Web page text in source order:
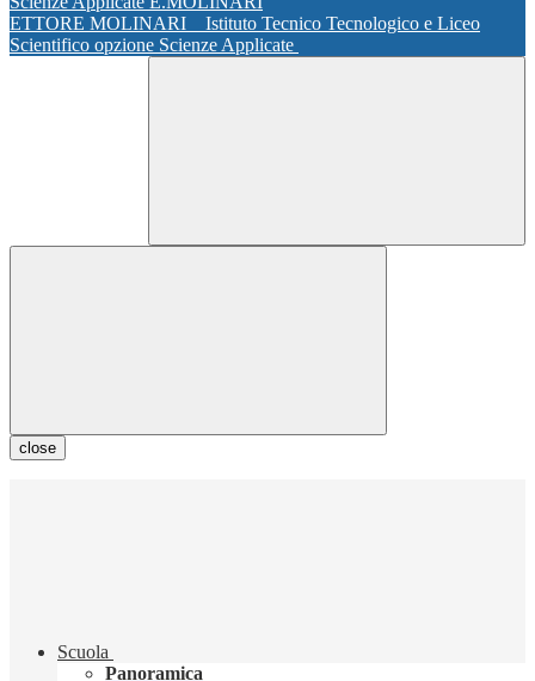
ETTORE MOLINARI
Istituto Tecnico Tecnologico e Liceo
Scientifico opzione Scienze Applicate
close
Scuola
Panoramica